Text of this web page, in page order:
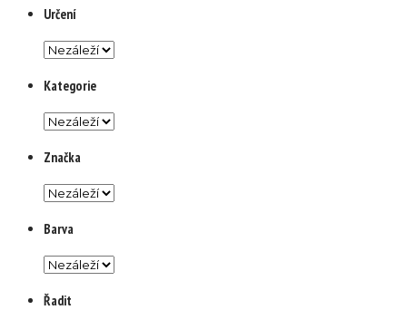
Určení
Kategorie
Značka
Barva
Řadit